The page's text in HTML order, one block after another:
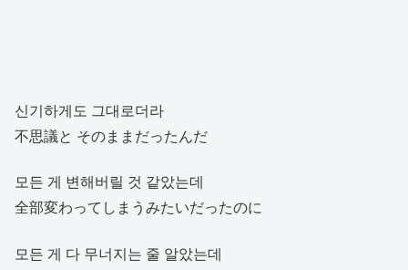
신기하게도 그대로더라
不思議と そのままだったんだ
모든 게 변해버릴 것 같았는데
全部変わってしまうみたいだったのに
모든 게 다 무너지는 줄 알았는데